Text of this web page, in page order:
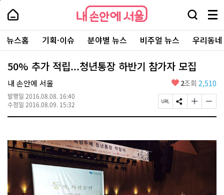
본
로
가
내
손
안
에
서
울
-
서
울
시
대
표
소
털
내
손
에
울
검
창
열
기
메
뉴
전
체
보
주
요
서
뉴스홈 기획·이슈 분야별 뉴스 비주얼 뉴스 우리동
50% 추가 적립...청년통장 하반기 참가자 모집
내 손안에 서울
발행일 2016.08.08. 16:40
수정일 2016.08.09. 15:32
좋
요
2조회 2,510
페
이
R
L
S
N
유
기
글
자
크
게
변
글
자
작
페
상
단
로